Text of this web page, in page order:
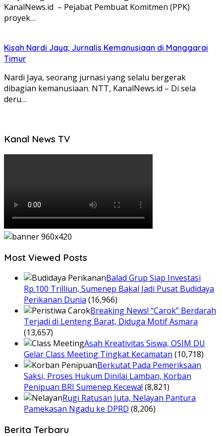
KanalNews.id – Pejabat Pembuat Komitmen (PPK)
proyek…
Kisah Nardi Jaya; Jurnalis Kemanusiaan di Manggarai
Timur
Nardi Jaya, seorang jurnasi yang selalu bergerak
dibagian kemanusiaan. NTT, KanalNews.id – Di sela
deru…
Kanal News TV
Most Viewed Posts
Balad Grup Siap Investasi
Rp.100 Trilliun, Sumenep Bakal Jadi Pusat Budidaya
Perikanan Dunia (16,966)
Breaking News! “Carok” Berdarah
Terjadi di Lenteng Barat, Diduga Motif Asmara
(13,657)
Asah Kreativitas Siswa, OSIM DU
Gelar Class Meeting Tingkat Kecamatan (10,718)
Berkutat Pada Pemeriksaan
Saksi, Proses Hukum Dinilai Lamban, Korban
Penipuan BRI Sumenep Kecewa! (8,821)
Rugi Ratusan Juta, Nelayan Pantura
Pamekasan Ngadu ke DPRD (8,206)
Berita Terbaru